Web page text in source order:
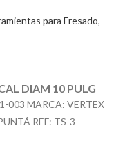
para Fresado,
DIAM 10 PULG
003 MARCA: VERTEX
REF: TS-3